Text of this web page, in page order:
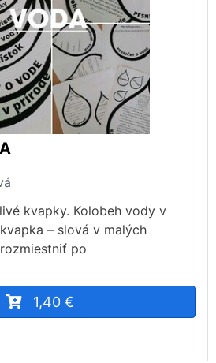
kvapky. Kolobeh vody v
– slová v malých
po
1,40 €